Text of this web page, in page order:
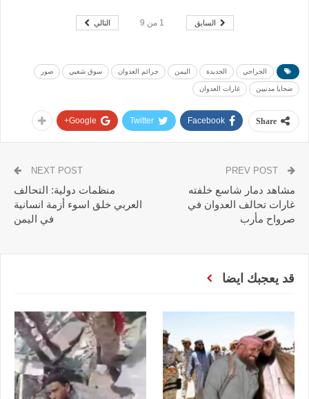
السابق 1 من 9 التالي
الجراحي الحديدة اليمن جرائم العدوان سوق شعبي صور
ضحايا مدنيين غارات العدوان
Share
Facebook
Twitter
Google+
مشاهد دمار شاسع خلفته
غارات تحالف العدوان في
صرواح مأرب
NEXT POST
منظمات دولية: التحالف
العربي خلق اسوء أزمة انسانية
في اليمن
قد يعجبك ايضا